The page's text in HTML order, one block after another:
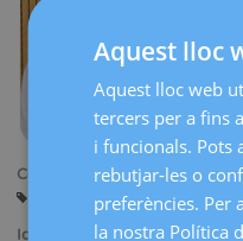
Centres:
Barcelona
Midlife
Idiomes:
Aquest lloc
Aquest lloc web
tercers per a fins
i funcionals. Pots
rebutjar-les o
preferències. Per
la nostra Política